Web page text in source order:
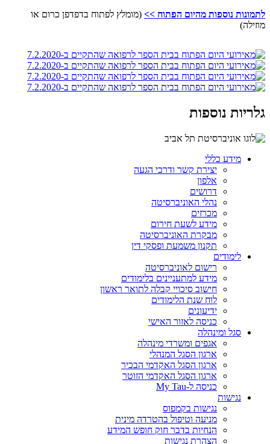
לתמונות נוספות מהיום הפתוח >> (מומלץ לפתוח בדפדפן כרום או
מוזילה)
גלריות נוספות
מידע כללי
יצירת קשר ודרכי הגעה
אלפון
דרושים
נהלי האוניברסיטה
מכרזים
מידע לשעת חירום
מבקרת האוניברסיטה
תקנון משמעת ופסקי דין
לימודים
רישום לאוניברסיטה
מידע למתעניינים בלימודים
חישוב סיכויי קבלה לתואר ראשון
לוח שנת הלימודים
ידיעונים
כניסה לאזור האישי
סגל ומינהלה
אגפים ומשרדי מינהלה
ארגון הסגל המנהלי
ארגון הסגל האקדמי הבכיר
ארגון הסגל האקדמי הזוטר
כניסה ל-My Tau
נגישות
נגישות בקמפוס
מניעה וטיפול בהטרדה מינית
הנחיות בדבר חוק חופש המידע
הצהרת נגישות